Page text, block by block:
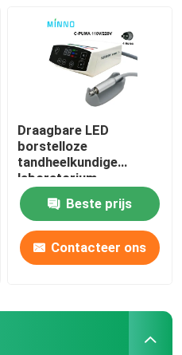
Draagbare LED
borstelloze
tandheelkundige
laboratorium
micromotor 35000
Rpm 120wBeste prijs
Contacteer ons